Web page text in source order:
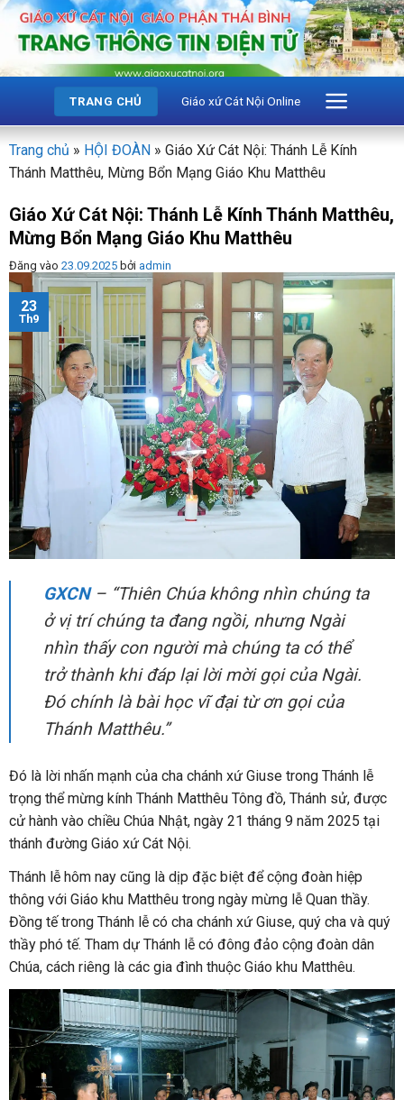
Bỏ
qua
dung
TRANG CHỦ Giáo xứ Cát Nội Online
Trang chủ » HỘI ĐOÀN » Giáo Xứ Cát Nội: Thánh Lễ Kính
Thánh Matthêu, Mừng Bổn Mạng Giáo Khu Matthêu
Giáo Xứ Cát Nội: Thánh Lễ Kính Thánh Matthêu,
Mừng Bổn Mạng Giáo Khu Matthêu
Đăng vào 23.09.2025 bởi admin
23
Th9
GXCN– “Thiên Chúa không nhìn chúng ta
ở vị trí chúng ta đang ngồi, nhưng Ngài
nhìn thấy con người mà chúng ta có thể
trở thành khi đáp lại lời mời gọi của Ngài.
Đó chính là bài học vĩ đại từ ơn gọi của
Thánh Matthêu.”
Đó là lời nhấn mạnh của cha chánh xứ Giuse trong Thánh lễ
trọng thể mừng kính Thánh Matthêu Tông đồ, Thánh sử, được
cử hành vào chiều Chúa Nhật, ngày 21 tháng 9 năm 2025 tại
thánh đường Giáo xứ Cát Nội.
Thánh lễ hôm nay cũng là dịp đặc biệt để cộng đoàn hiệp
thông với Giáo khu Matthêu trong ngày mừng lễ Quan thầy.
Đồng tế trong Thánh lễ có cha chánh xứ Giuse, quý cha và quý
thầy phó tế. Tham dự Thánh lễ có đông đảo cộng đoàn dân
Chúa, cách riêng là các gia đình thuộc Giáo khu Matthêu.